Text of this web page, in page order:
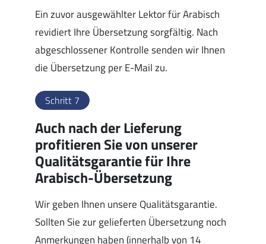
Ein zuvor ausgewählter Lektor für Arabisch
revidiert Ihre Übersetzung sorgfältig. Nach
abgeschlossener Kontrolle senden wir Ihnen
die Übersetzung per E-Mail zu.
Schritt 7
Auch nach der Lieferung
profitieren Sie von unserer
Qualitätsgarantie für Ihre
Arabisch-Übersetzung
Wir geben Ihnen unsere Qualitätsgarantie.
Sollten Sie zur gelieferten Übersetzung noch
Anmerkungen haben (innerhalb von 14